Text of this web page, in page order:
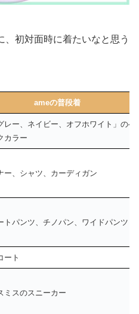
初対面時に着たいなと思う
ameの普段着
レー、ネイビー、オフホワイト」のベ
カラー
ー、シャツ、カーディガン
トパンツ、チノパン、ワイドパンツ
ート
ミスのスニーカー